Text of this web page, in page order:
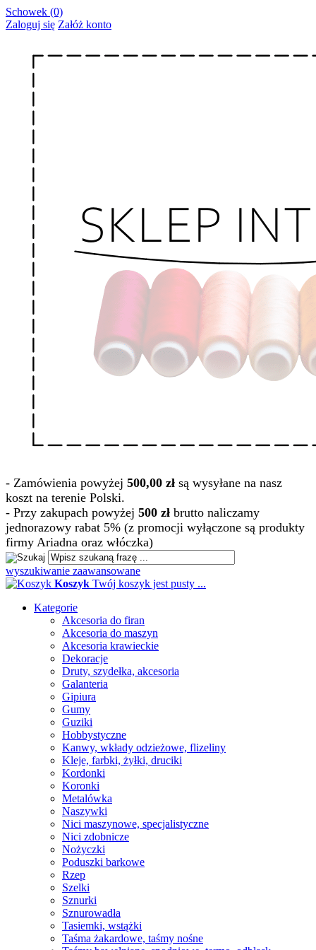
Schowek (0)
Zaloguj się Załóż konto
- Zamówienia powyżej 500,00 zł są wysyłane na nasz
koszt na terenie Polski.
- Przy zakupach powyżej 500 zł brutto naliczamy
jednorazowy rabat 5% (z promocji wyłączone są produkty
firmy Ariadna oraz włóczka)
wyszukiwanie zaawansowane
Koszyk Twój koszyk jest pusty ...
Kategorie
Akcesoria do firan
Akcesoria do maszyn
Akcesoria krawieckie
Dekoracje
Druty, szydełka, akcesoria
Galanteria
Gipiura
Gumy
Guziki
Hobbystyczne
Kanwy, wkłady odzieżowe, flizeliny
Kleje, farbki, żyłki, druciki
Kordonki
Koronki
Metalówka
Naszywki
Nici maszynowe, specjalistyczne
Nici zdobnicze
Nożyczki
Poduszki barkowe
Rzep
Szelki
Sznurki
Sznurowadła
Tasiemki, wstążki
Taśma żakardowe, taśmy nośne